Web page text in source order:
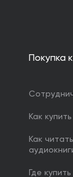
Покупка
Как
Как
Где